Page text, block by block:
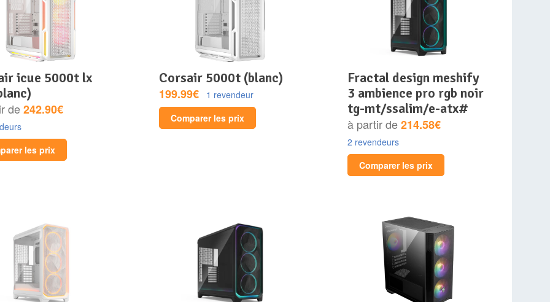
de242.90€
les prix
corsair 5000t (blanc)
199.99€
1 revendeur
Comparer les prix
fractal design meshify
3 ambience pro rgb noir
tg-mt/ssalim/e-atx#
à partir de214.58€
2 revendeurs
Comparer les prix